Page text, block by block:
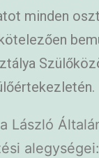
minden
László
alegységei: